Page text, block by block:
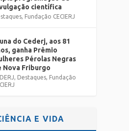
científica
, Fundação CECIERJ
do Cederj, aos 81
ganha Prêmio
Pérolas Negras
Nova Friburgo
, Destaques, Fundação
E VIDA